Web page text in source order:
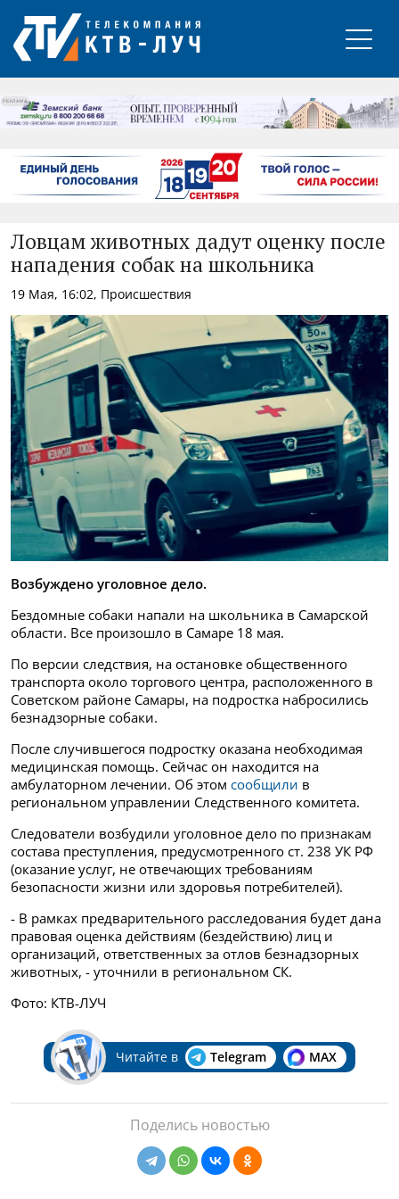
РЕКЛАМА
Ловцам животных дадут оценку после
нападения собак на школьника
19 Мая, 16:02, Происшествия
Возбуждено уголовное дело.
Бездомные собаки напали на школьника в Самарской
области. Все произошло в Самаре 18 мая.
По версии следствия, на остановке общественного
транспорта около торгового центра, расположенного в
Советском районе Самары, на подростка набросились
безнадзорные собаки.
После случившегося подростку оказана необходимая
медицинская помощь. Сейчас он находится на
амбулаторном лечении. Об этом сообщили в
региональном управлении Следственного комитета.
Следователи возбудили уголовное дело по признакам
состава преступления, предусмотренного ст. 238 УК РФ
(оказание услуг, не отвечающих требованиям
безопасности жизни или здоровья потребителей).
- В рамках предварительного расследования будет дана
правовая оценка действиям (бездействию) лиц и
организаций, ответственных за отлов безнадзорных
животных, - уточнили в региональном СК.
Фото: КТВ-ЛУЧ
Читайте в Telegram MAX
Поделись новостью